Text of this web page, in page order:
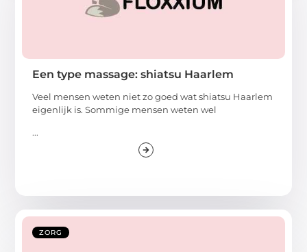
Een type massage: shiatsu Haarlem
Veel mensen weten niet zo goed wat shiatsu Haarlem
eigenlijk is. Sommige mensen weten wel
...
ZORG